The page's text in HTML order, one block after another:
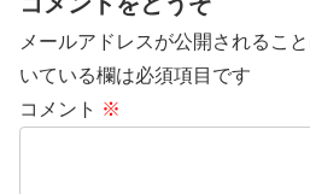
メールアドレスが公開されること
いている欄は必須項目です
コメント ※